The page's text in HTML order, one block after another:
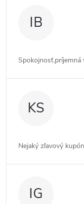
IB
Spokojnosť,príjemná
KS
Nejaký zľavový
IG